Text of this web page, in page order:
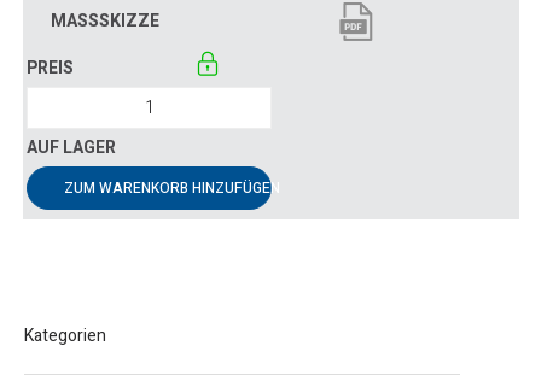
ZUM WARENKORB HINZUFÜGEN
Kategorien